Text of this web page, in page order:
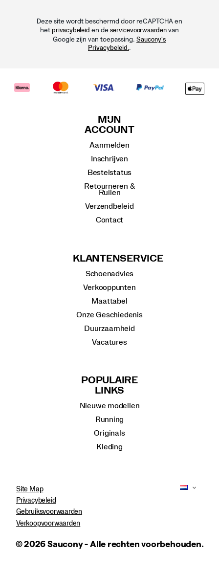
Deze site wordt beschermd door reCAPTCHA en
het privacybeleid en de servicevoorwaardenvan
Google zijn van toepassing. Saucony's
Privacybeleid. .
MIJN
ACCOUNT
Aanmelden
Inschrijven
Bestelstatus
Retourneren &
Ruilen
Verzendbeleid
Contact
KLANTENSERVICE
Schoenadvies
Verkooppunten
Maattabel
Onze Geschiedenis
Duurzaamheid
Vacatures
POPULAIRE
LINKS
Nieuwe modellen
Running
Originals
Kleding
Site Map
Privacybeleid
Gebruiksvoorwaarden
Verkoopvoorwaarden
© 2026 Saucony - Alle rechten voorbehouden.